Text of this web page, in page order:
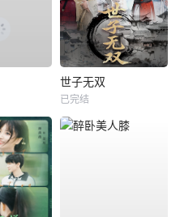
世子无双
已完结